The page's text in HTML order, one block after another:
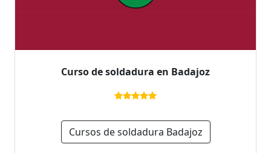
Curso de soldadura en Badajoz
Cursos de soldadura Badajoz